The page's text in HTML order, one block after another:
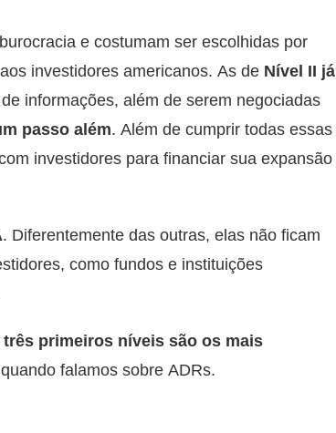
e costumam ser escolhidas por
investidores americanos. As de Nível II já
informações, além de serem negociadas
passo além. Além de cumprir todas essas
investidores para financiar sua expansão
. Diferentemente das outras, elas não ficam
como fundos e instituições
primeiros níveis são os mais
falamos sobre ADRs.